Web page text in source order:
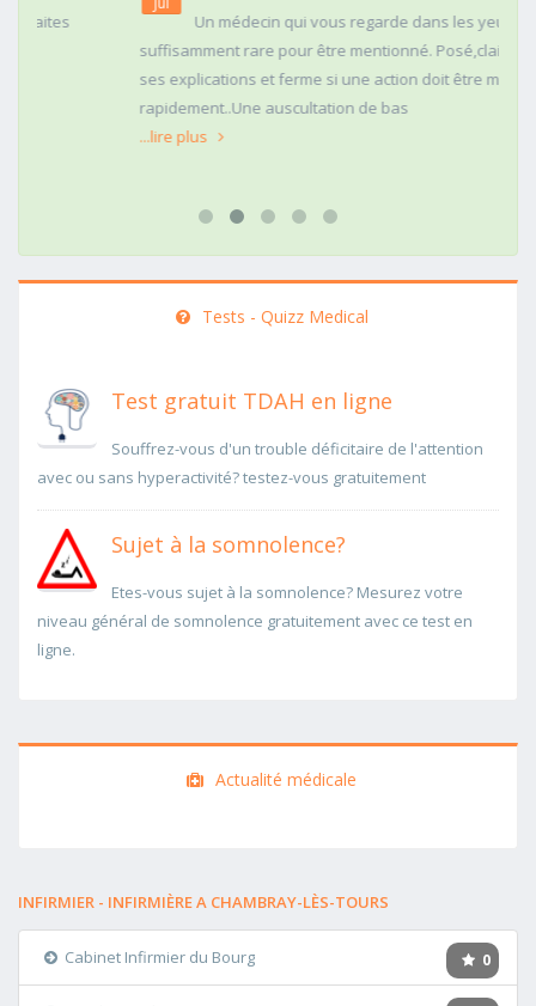
Un médecin qui vous regarde dans les yeux c'est
suffisamment rare pour être mentionné. Posé,clair dans
ses explications et ferme si une action doit être menée
rapidement..Une auscultation de bas
Tests - Quizz Medical
Test gratuit TDAH en ligne
Souffrez-vous d'un trouble déficitaire de l'attention
avec ou sans hyperactivité? testez-vous gratuitement
Sujet à la somnolence?
Etes-vous sujet à la somnolence? Mesurez votre
niveau général de somnolence gratuitement avec ce test en
ligne.
Actualité médicale
INFIRMIER - INFIRMIÈRE A CHAMBRAY-LÈS-TOURS
0
Cabinet Infirmier du Bourg